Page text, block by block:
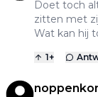
Doet toch
zitten met
Wat kan hij
1+